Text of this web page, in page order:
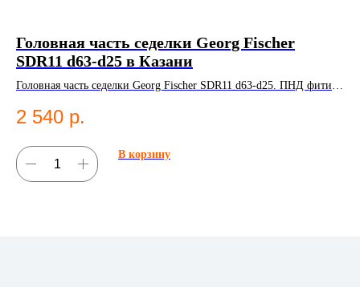
Головная часть седелки Georg Fischer
SDR11 d63-d25 в Казани
Головная часть седелки Georg Fischer SDR11 d63-d25. ПНД фитинг
2 540 р.
В корзину